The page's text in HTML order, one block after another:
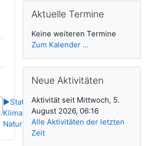
▶︎Stationenbetrieb:
Klimawandel und
Naturkatastrophen
Aktuelle Termine
Keine weiteren Termine
Zum Kalender ...
Neue Aktivitäten
Aktivität seit Mittwoch, 5.
August 2026, 06:16
Alle Aktivitäten der letzten
Zeit